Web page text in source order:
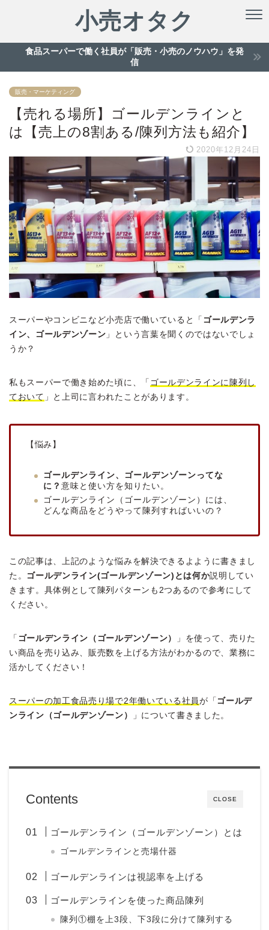
小売オタク
食品スーパーで働く社員が「販売・小売のノウハウ」を発
信
販売・マーケティング
【売れる場所】ゴールデンラインと
は【売上の8割ある/陳列方法も紹介】
2020年12月24日
スーパーやコンビニなど小売店で働いていると「 ゴールデンラ
イン、ゴールデンゾーン 」という言葉を聞くのではないでしょ
うか？
私もスーパーで働き始めた頃に、「 ゴールデンラインに陳列し
ておいて 」と上司に言われたことがあります。
【悩み】
ゴールデンライン、ゴールデンゾーンってな
に？ 意味と使い方を知りたい。
ゴールデンライン（ゴールデンゾーン）には、
どんな商品をどうやって陳列すればいいの？
この記事は、上記のような悩みを解決できるよように書きまし
た。
ゴールデンライン(ゴールデンゾーン)とは何か説明してい
きます。具体例として陳列パターンも2つあるので参考にして
ください。
「 ゴールデンライン（ゴールデンゾーン）
」を使って、売りた
い商品を売り込み、販売数を上げる方法がわかるので、業務に
活かしてください！
スーパーの加工食品売り場で2年働いている社員 が「 ゴールデ
ンライン（ゴールデンゾーン）
」について書きました。
CLOSE
Contents
ゴールデンライン（ゴールデンゾーン）とは
ゴールデンラインと売場什器
ゴールデンラインは視認率を上げる
ゴールデンラインを使った商品陳列
陳列①棚を上3段、下3段に分けて陳列する